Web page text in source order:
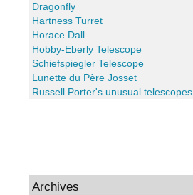
Dragonfly
Hartness Turret
Horace Dall
Hobby-Eberly Telescope
Schiefspiegler Telescope
Lunette du Père Josset
Russell Porter's unusual telescopes
Archives